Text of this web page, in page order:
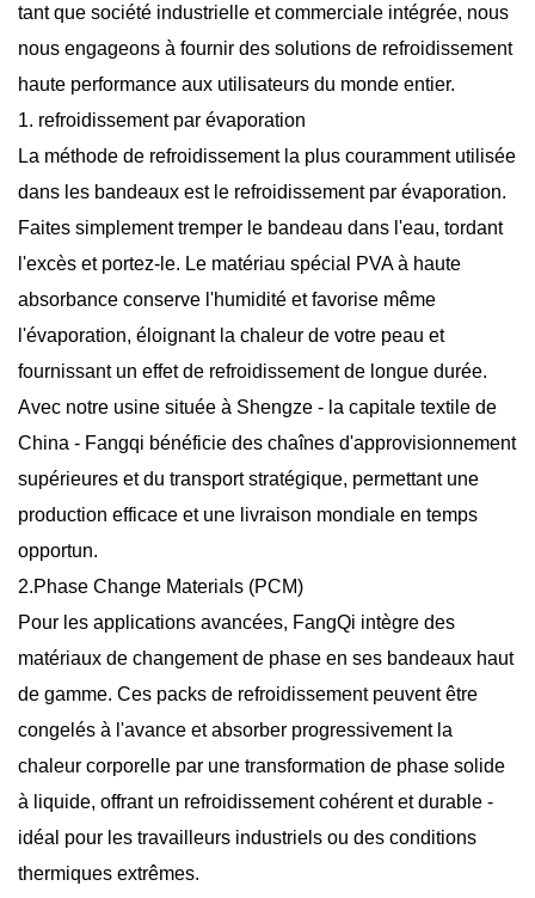
tant que société industrielle et commerciale intégrée, nous
nous engageons à fournir des solutions de refroidissement
haute performance aux utilisateurs du monde entier.
1. refroidissement par évaporation
La méthode de refroidissement la plus couramment utilisée
dans les bandeaux est le refroidissement par évaporation.
Faites simplement tremper le bandeau dans l'eau, tordant
l'excès et portez-le. Le matériau spécial PVA à haute
absorbance conserve l'humidité et favorise même
l'évaporation, éloignant la chaleur de votre peau et
fournissant un effet de refroidissement de longue durée.
Avec notre usine située à Shengze - la capitale textile de
China - Fangqi bénéficie des chaînes d'approvisionnement
supérieures et du transport stratégique, permettant une
production efficace et une livraison mondiale en temps
opportun.
2.Phase Change Materials (PCM)
Pour les applications avancées, FangQi intègre des
matériaux de changement de phase en ses bandeaux haut
de gamme. Ces packs de refroidissement peuvent être
congelés à l'avance et absorber progressivement la
chaleur corporelle par une transformation de phase solide
à liquide, offrant un refroidissement cohérent et durable -
idéal pour les travailleurs industriels ou des conditions
thermiques extrêmes.